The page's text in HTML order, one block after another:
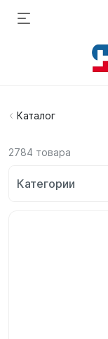
Каталог
2784 товара
Категории